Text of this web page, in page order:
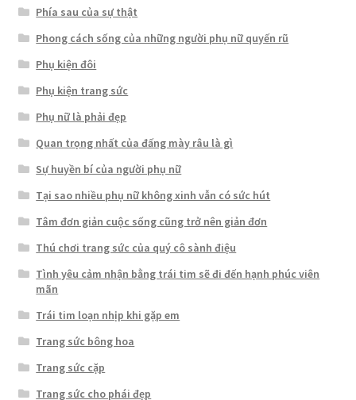
Phía sau của sự thật
Phong cách sống của những người phụ nữ quyến rũ
Phụ kiện đôi
Phụ kiện trang sức
Phụ nữ là phải đẹp
Quan trọng nhất của đấng mày râu là gì
Sự huyền bí của người phụ nữ
Tại sao nhiều phụ nữ không xinh vẫn có sức hút
Tâm đơn giản cuộc sống cũng trở nên giản đơn
Thú chơi trang sức của quý cô sành điệu
Tình yêu cảm nhận bằng trái tim sẽ đi đến hạnh phúc viên
mãn
Trái tim loạn nhịp khi gặp em
Trang sức bông hoa
Trang sức cặp
Trang sức cho phái đẹp